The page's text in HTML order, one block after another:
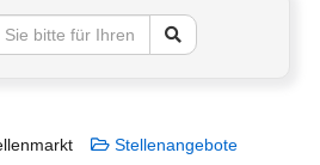
Stellenangebote